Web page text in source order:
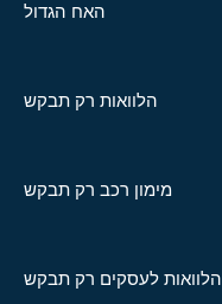
האח הגדול
הלוואות רק תבקש
מימון רכב רק תבקש
הלוואות לעסקים רק תבקש